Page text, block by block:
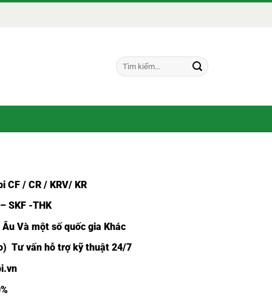
Tìm
kiếm:
CF / CR / KRV/ KR
SKF -THK
Và một số quốc gia Khác
Tư vấn hỗ trợ kỹ thuật 24/7